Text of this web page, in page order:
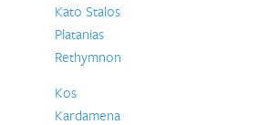
Kato Stalos
Platanias
Rethymnon
Kos
Kardamena